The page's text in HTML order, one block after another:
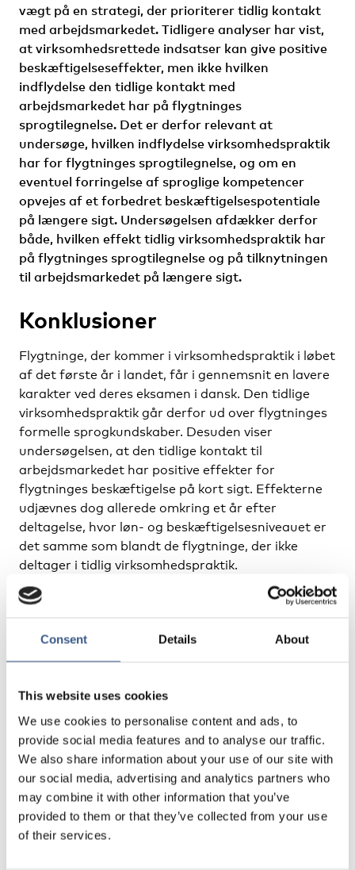
Consent Details About
This website uses cookies
We use cookies to personalise content and ads, to
provide social media features and to analyse our traffic.
We also share information about your use of our site with
our social media, advertising and analytics partners who
may combine it with other information that you’ve
provided to them or that they’ve collected from your use
of their services.
vægt på en strategi, der prioriterer tidlig kontakt
med arbejdsmarkedet. Tidligere analyser har vist,
at virksomhedsrettede indsatser kan give positive
beskæftigelseseffekter, men ikke hvilken
indflydelse den tidlige kontakt med
arbejdsmarkedet har på flygtninges
sprogtilegnelse. Det er derfor relevant at
undersøge, hvilken indflydelse virksomhedspraktik
har for flygtninges sprogtilegnelse, og om en
eventuel forringelse af sproglige kompetencer
opvejes af et forbedret beskæftigelsespotentiale
på længere sigt. Undersøgelsen afdækker derfor
både, hvilken effekt tidlig virksomhedspraktik har
på flygtninges sprogtilegnelse og på tilknytningen
til arbejdsmarkedet på længere sigt.
Konklusioner
Flygtninge, der kommer i virksomhedspraktik i løbet
af det første år i landet, får i gennemsnit en lavere
karakter ved deres eksamen i dansk. Den tidlige
virksomhedspraktik går derfor ud over flygtninges
formelle sprogkundskaber. Desuden viser
undersøgelsen, at den tidlige kontakt til
arbejdsmarkedet har positive effekter for
flygtninges beskæftigelse på kort sigt. Effekterne
udjævnes dog allerede omkring et år efter
deltagelse, hvor løn- og beskæftigelsesniveauet er
det samme som blandt de flygtninge, der ikke
deltager i tidlig virksomhedspraktik.
Den tid, flygtninge bruger i virksomhedspraktik,
Undersøgelsen viser, at den mistede tid på
skolebænken ikke bliver indhentet inden for de
formelle sprogkompetencer og fraværet af en
længerevarende positiv beskæftigelseseffekt
skyldes derfor formentlig, at
virksomhedspraktikken tager tid fra
danskundervisning.
Tidlig kontakt med arbejdsmarkedet for nytilkomne
flygtninge kan med andre ord ikke opveje den tid,